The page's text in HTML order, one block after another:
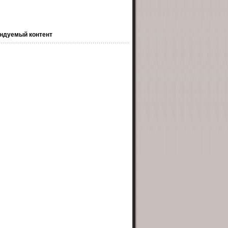
контент